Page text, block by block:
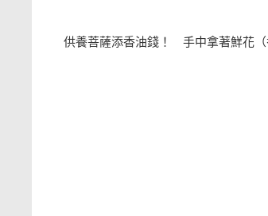
供養菩薩添香油錢！ 手中拿著鮮花（